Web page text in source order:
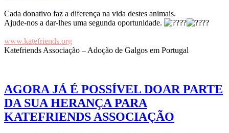
Cada donativo faz a diferença na vida destes animais.
Ajude-nos a dar-lhes uma segunda oportunidade.
www.katefriends.org
Katefriends Associação – Adoção de Galgos em Portugal
AGORA JÁ É POSSÍVEL DOAR PARTE
DA SUA HERANÇA PARA
KATEFRIENDS ASSOCIAÇÃO